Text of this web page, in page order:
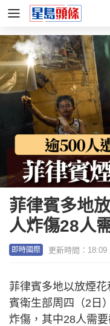
菲律賓多地
人炸傷28人
即時國際 更新時間：18:09
菲律賓多地以放煙
賓衛生部周四（2日
炸傷，其中28人需